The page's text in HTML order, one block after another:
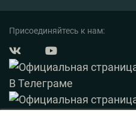
Присоединяйтесь к нам: